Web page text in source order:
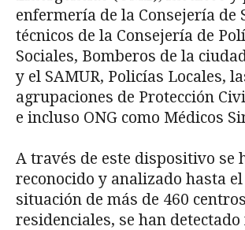
enfermería de la Consejería de
técnicos de la Consejería de
Sociales, Bomberos de la
y el SAMUR, Policías Locales,
agrupaciones de Protección
e incluso ONG como Médicos
A través de este dispositivo se
reconocido y analizado hasta
situación de más de 460 centros
residenciales, se han detectado